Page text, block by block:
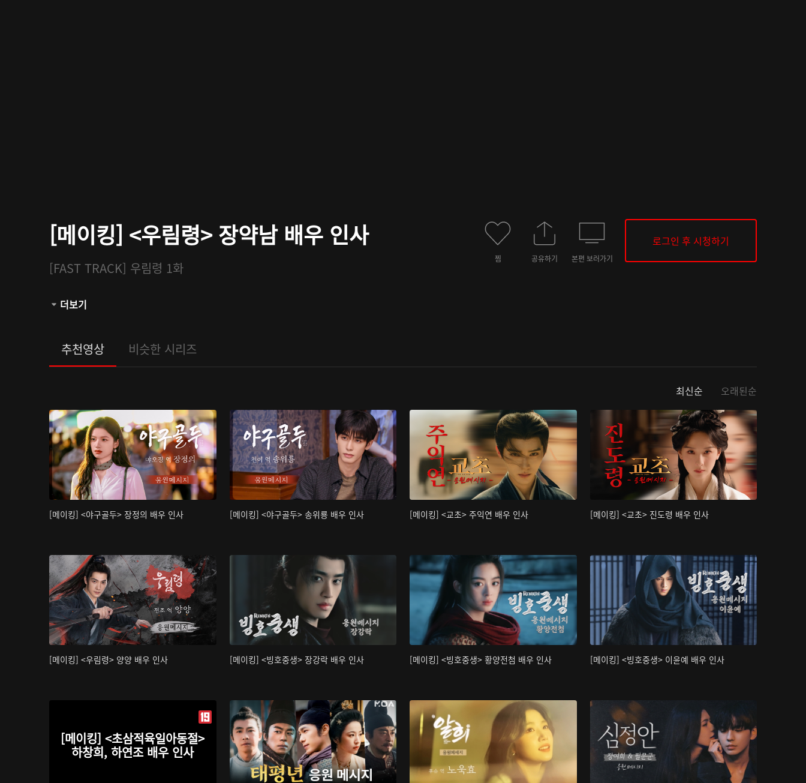
[메이킹] <우림령> 장약남 배우 인사
[FAST TRACK] 우림령 1화
관람등급:
더보기
찜 공유하기 본편 보러가기
로그인 후 시청하기
추천영상 비슷한 시리즈
최신순 오래된순
[메이킹] <야구골두> 장정의 배우 인사 [메이킹] <야구골두> 송위룡 배우 인사 [메이킹] <교초> 주익연 배우 인사 [메이킹] <교초> 진도령 배우 인사
[메이킹] <우림령> 양양 배우 인사 [메이킹] <빙호중생> 장강락 배우 인사 [메이킹] <빙호중생> 황양전첨 배우 인사 [메이킹] <빙호중생> 이윤예 배우 인사
[메이킹] <초삼적육일아동절>
하창희, 하연조 배우 인사